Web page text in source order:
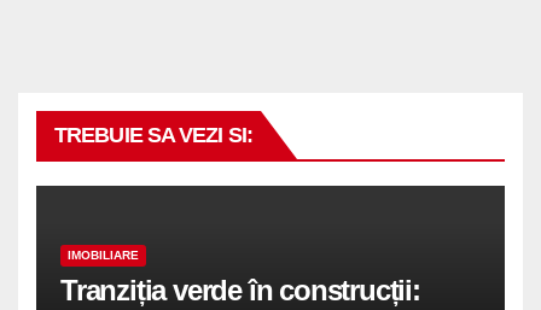
TREBUIE SA VEZI SI:
IMOBILIARE
Tranziția verde în construcții: